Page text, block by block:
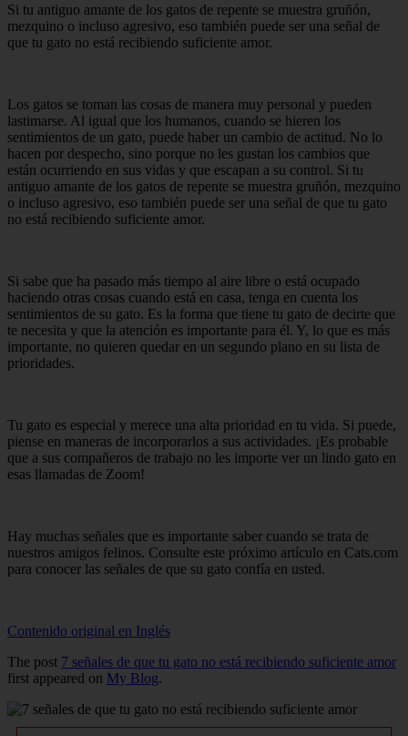
Si tu antiguo amante de los gatos de repente se muestra gruñón,
mezquino o incluso agresivo, eso también puede ser una señal de
que tu gato no está recibiendo suficiente amor.
Los gatos se toman las cosas de manera muy personal y pueden
lastimarse. Al igual que los humanos, cuando se hieren los
sentimientos de un gato, puede haber un cambio de actitud. No lo
hacen por despecho, sino porque no les gustan los cambios que
están ocurriendo en sus vidas y que escapan a su control. Si tu
antiguo amante de los gatos de repente se muestra gruñón, mezquino
o incluso agresivo, eso también puede ser una señal de que tu gato
no está recibiendo suficiente amor.
Si sabe que ha pasado más tiempo al aire libre o está ocupado
haciendo otras cosas cuando está en casa, tenga en cuenta los
sentimientos de su gato. Es la forma que tiene tu gato de decirte que
te necesita y que la atención es importante para él. Y, lo que es más
importante, no quieren quedar en un segundo plano en su lista de
prioridades.
Tu gato es especial y merece una alta prioridad en tu vida. Si puede,
piense en maneras de incorporarlos a sus actividades. ¡Es probable
que a sus compañeros de trabajo no les importe ver un lindo gato en
esas llamadas de Zoom!
Hay muchas señales que es importante saber cuando se trata de
nuestros amigos felinos. Consulte este próximo artículo en Cats.com
para conocer las señales de que su gato confía en usted.
Contenido original en Inglés
The post 7 señales de que tu gato no está recibiendo suficiente amor
first appeared on My Blog.